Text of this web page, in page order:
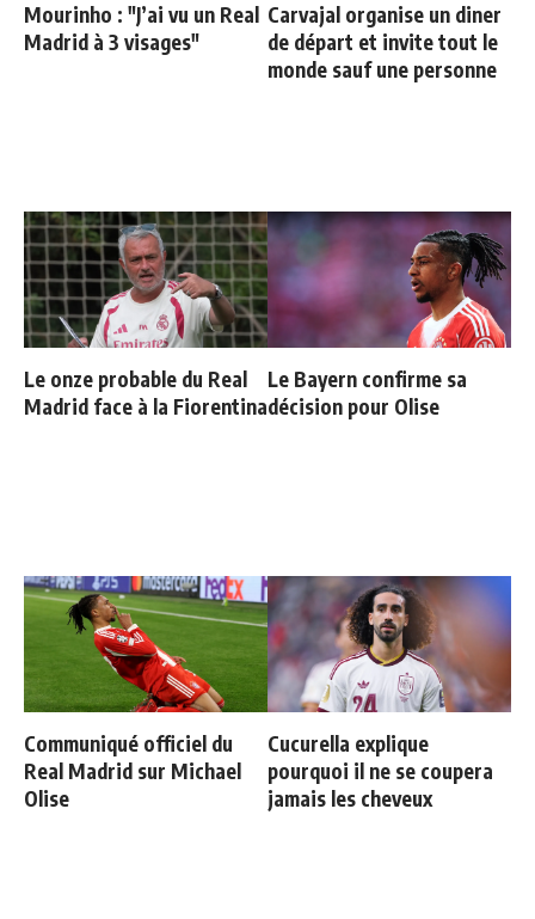
Mourinho : "J’ai vu un Real
Madrid à 3 visages"
Carvajal organise un diner
de départ et invite tout le
monde sauf une personne
Le onze probable du Real
Madrid face à la Fiorentina
Le Bayern confirme sa
décision pour Olise
Communiqué officiel du
Real Madrid sur Michael
Olise
Cucurella explique
pourquoi il ne se coupera
jamais les cheveux